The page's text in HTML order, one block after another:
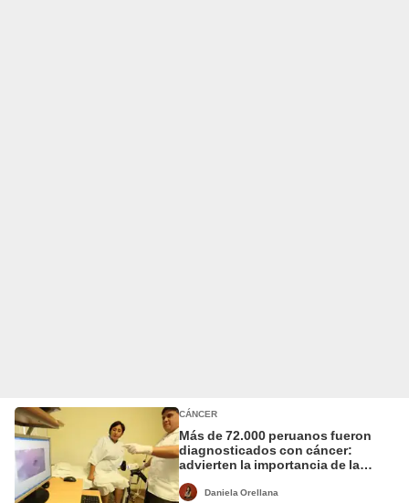
CÁNCER
Más de 72.000 peruanos fueron
diagnosticados con cáncer:
advierten la importancia de la
Daniela Orellana